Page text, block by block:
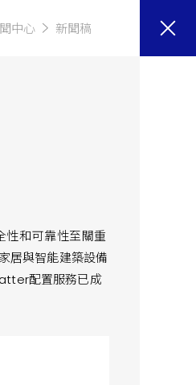
中心 新聞稿
性和可靠性至關重
家居與智能建築設備
配置服務已成